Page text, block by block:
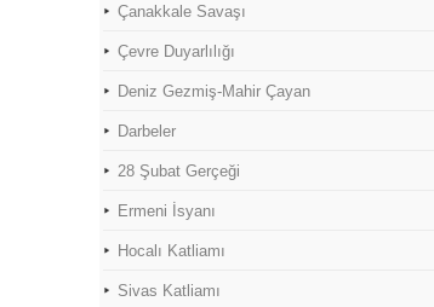
Çanakkale Savaşı
Çevre Duyarlılığı
Deniz Gezmiş-Mahir Çayan
Darbeler
28 Şubat Gerçeği
Ermeni İsyanı
Hocalı Katliamı
Sivas Katliamı